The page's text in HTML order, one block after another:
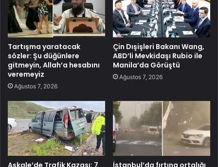
Tartışma yaratacak
sözler: Şu düğünlere
gitmeyin, Allah’a hesabını
veremeyiz
Ağustos 7, 2026
Çin Dışişleri Bakanı Wang,
ABD’li Mevkidaşı Rubio ile
Manila’da Görüştü
Ağustos 7, 2026